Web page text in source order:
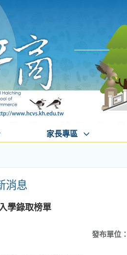
家長專區
消息
學錄取榜單
發布單位：